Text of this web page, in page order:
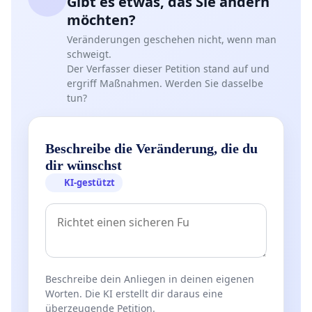
Leistungs- und Einsatzbereitschaft (z.B. Bereitschaft zur
engagierten Übernahme von schwierigen Fällen oder
besonders anspruchsvollen arbeitstherapeutischen
Maßnahmen)
Durchhaltevermögen / Zielstrebigkeit (z.B. beharrliches
Mitwirken an langwierigen Fördermaßnahmen trotz
Sorgfalt (z.B. maßgenaues Erarbeiten individueller
Förderpläne; sorgfältiges Erstellen von
Verantwortungsbewusstsein und -bereitschaft (z.B.
gefährden)
Selbstständige Arbeitsweise (z.B. eigenständiges Planen
möchten?
Veränderungen geschehen nicht, wenn man
schweigt.
Der Verfasser dieser Petition stand auf und
ergriff Maßnahmen. Werden Sie dasselbe
tun?
Beschreibe die Veränderung, die du
dir wünschst
KI-gestützt
Beschreibe dein Anliegen in deinen eigenen
Worten. Die KI erstellt dir daraus eine
überzeugende Petition.